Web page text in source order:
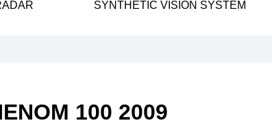
SYNTHETIC VISION SYSTEM
100 2009